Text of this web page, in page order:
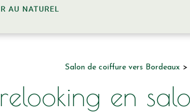
Salon de coiffure vers Bordeaux
relooking en